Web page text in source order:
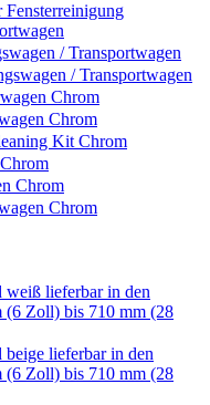
Fensterreinigung
/ Transportwagen
/ Transportwagen
Chrom
Chrom
Kit Chrom
Chrom
Chrom
lieferbar in den
(6 Zoll) bis 710 mm (28
lieferbar in den
(6 Zoll) bis 710 mm (28